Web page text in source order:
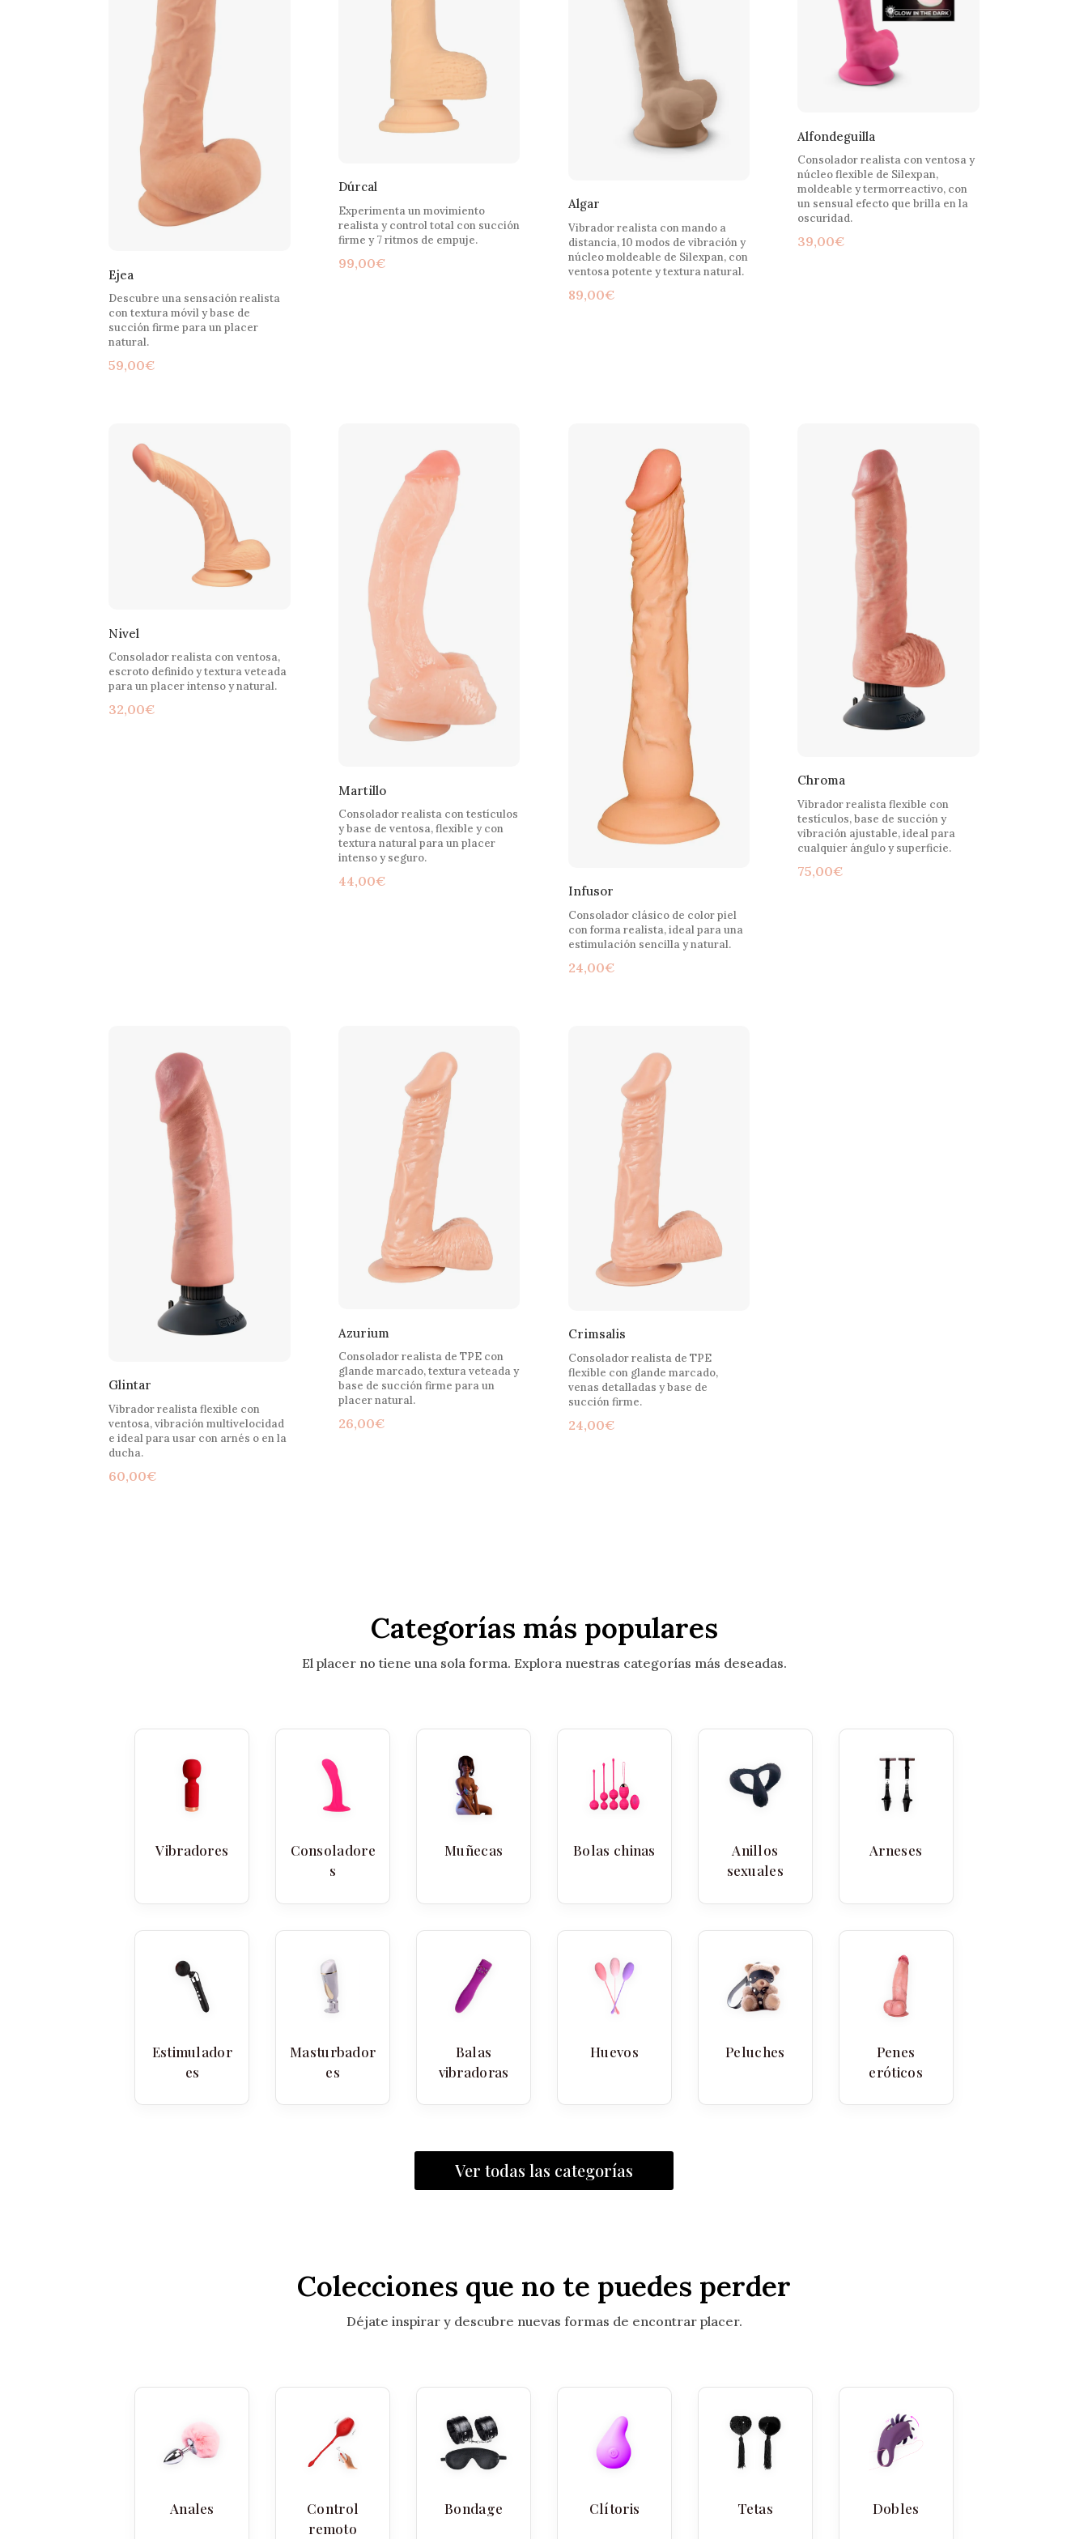
Ejea
Descubre una sensación realista
con textura móvil y base de
succión firme para un placer
natural.
59,00€
Dúrcal
Experimenta un movimiento
realista y control total con succión
firme y 7 ritmos de empuje.
99,00€
Algar
Vibrador realista con mando a
distancia, 10 modos de vibración y
núcleo moldeable de Silexpan, con
ventosa potente y textura natural.
89,00€
Alfondeguilla
Consolador realista con ventosa y
núcleo flexible de Silexpan,
moldeable y termorreactivo, con
un sensual efecto que brilla en la
oscuridad.
39,00€
Nivel
Consolador realista con ventosa,
escroto definido y textura veteada
para un placer intenso y natural.
32,00€
Martillo
Consolador realista con testículos
y base de ventosa, flexible y con
textura natural para un placer
intenso y seguro.
44,00€
Infusor
Consolador clásico de color piel
con forma realista, ideal para una
estimulación sencilla y natural.
24,00€
Chroma
Vibrador realista flexible con
testículos, base de succión y
vibración ajustable, ideal para
cualquier ángulo y superficie.
75,00€
Glintar
Vibrador realista flexible con
ventosa, vibración multivelocidad
e ideal para usar con arnés o en la
ducha.
60,00€
Azurium
Consolador realista de TPE con
glande marcado, textura veteada y
base de succión firme para un
placer natural.
26,00€
Crimsalis
Consolador realista de TPE
flexible con glande marcado,
venas detalladas y base de
succión firme.
24,00€
Categorías más populares
El placer no tiene una sola forma. Explora nuestras categorías más deseadas.
Vibradores
Consoladore
s
Muñecas Bolas chinas
Anillos
sexuales
Arneses
Estimulador
es
Masturbador
es
Balas
vibradoras
Huevos Peluches
Penes
eróticos
Ver todas las categorías
Colecciones que no te puedes perder
Déjate inspirar y descubre nuevas formas de encontrar placer.
Anales
Control
remoto
Bondage Clítoris Tetas Dobles